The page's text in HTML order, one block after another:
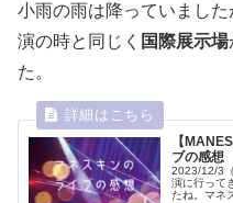
小雨の雨は降っていまし
演の時と同じく 国際展示場
た。
【
ブの感想
2023/12/3
演に行って
たね。マネ